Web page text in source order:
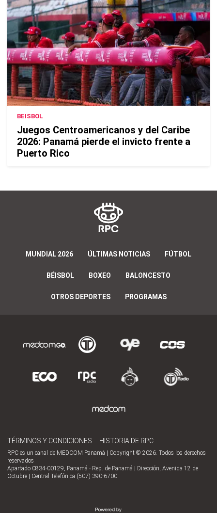
BEISBOL
Juegos Centroamericanos y del Caribe
2026: Panamá pierde el invicto frente a
Puerto Rico
MUNDIAL 2026 ÚLTIMAS NOTICIAS FÚTBOL
BÉISBOL BOXEO BALONCESTO
OTROS DEPORTES PROGRAMAS
TÉRMINOS Y CONDICIONES HISTORIA DE RPC
RPC es un canal de MEDCOM Panamá | Copyright © 2026. Todos los derechos
reservados
Apartado 0834-00129, Panamá - Rep. de Panamá | Dirección, Avenida 12 de
Octubre | Central Telefónica (507) 390-6700